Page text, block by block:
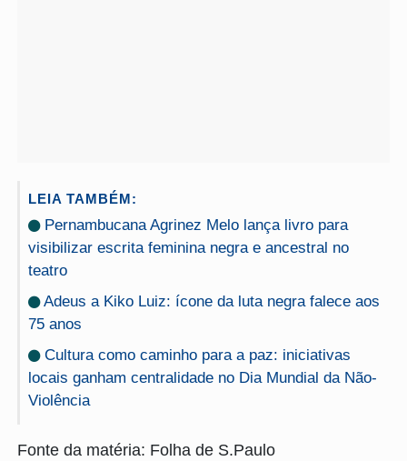
LEIA TAMBÉM:
Pernambucana Agrinez Melo lança livro para
visibilizar escrita feminina negra e ancestral no
teatro
Adeus a Kiko Luiz: ícone da luta negra falece aos
75 anos
Cultura como caminho para a paz: iniciativas
locais ganham centralidade no Dia Mundial da Não-
Violência
Fonte da matéria: Folha de S.Paulo